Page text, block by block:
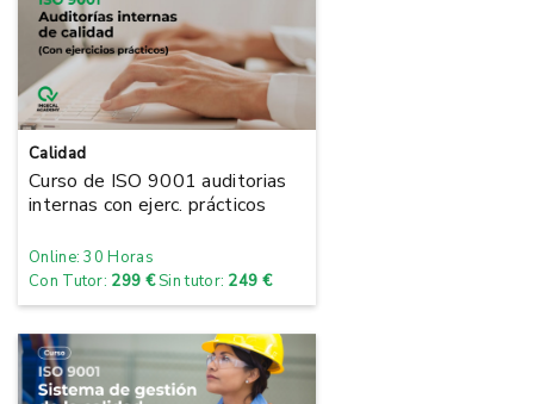
Calidad
Curso de ISO 9001 auditorias
internas con ejerc. prácticos
Online: 30 Horas
Con Tutor: 299 €Sin tutor: 249 €